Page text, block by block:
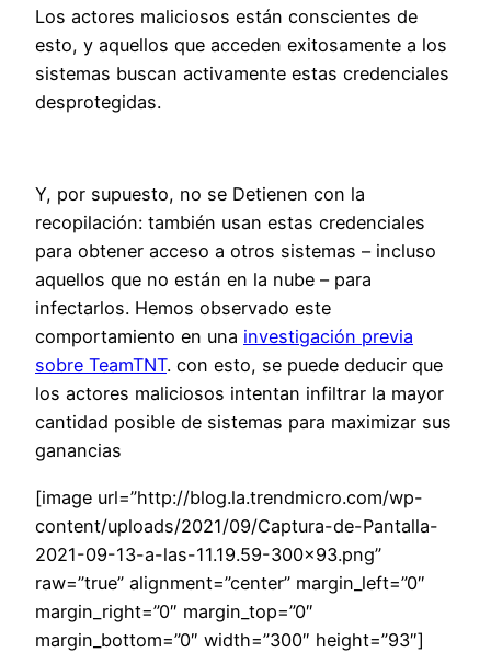
Los actores maliciosos están conscientes de
esto, y aquellos que acceden exitosamente a los
sistemas buscan activamente estas credenciales
desprotegidas.
Y, por supuesto, no se Detienen con la
recopilación: también usan estas credenciales
para obtener acceso a otros sistemas – incluso
aquellos que no están en la nube – para
infectarlos. Hemos observado este
comportamiento en una investigación previa
sobre TeamTNT. con esto, se puede deducir que
los actores maliciosos intentan infiltrar la mayor
cantidad posible de sistemas para maximizar sus
ganancias
[image url=”http://blog.la.trendmicro.com/wp-
content/uploads/2021/09/Captura-de-Pantalla-
2021-09-13-a-las-11.19.59-300×93.png”
raw=”true” alignment=”center” margin_left=”0″
margin_right=”0″ margin_top=”0″
margin_bottom=”0″ width=”300″ height=”93″]